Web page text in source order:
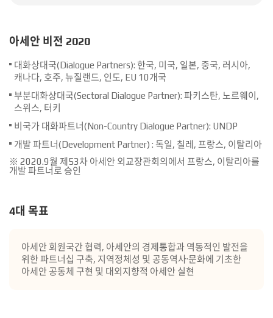
아세안 비전 2020
대화상대국(Dialogue Partners): 한국, 미국, 일본, 중국, 러시아,
캐나다, 호주, 뉴질랜드, 인도, EU 10개국
부분대화상대국(Sectoral Dialogue Partner): 파키스탄, 노르웨이,
스위스, 터키
비국가 대화파트너(Non-Country Dialogue Partner): UNDP
개발 파트너(Development Partner) : 독일, 칠레, 프랑스, 이탈리아
※ 2020.9월 제53차 아세안 외교장관회의에서 프랑스, 이탈리아를
개발 파트너로 승인
4대 목표
아세안 회원국간 협력, 아세안의 경제통합과 역동적인 발전을
위한 파트너십 구축, 지역정체성 및 공동역사·문화에 기초한
아세안 공동체 구현 및 대외지향적 아세안 실현